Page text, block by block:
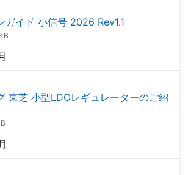
ガイド 小信号 2026 Rev1.1
東芝 小型LDOレギュレーターのご紹